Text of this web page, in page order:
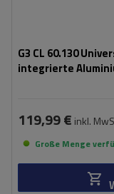
G3 CL 60.130
integrierte
119,99 € inkl.
Große Menge